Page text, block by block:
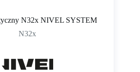
N32x NIVEL SYSTEM
N32x